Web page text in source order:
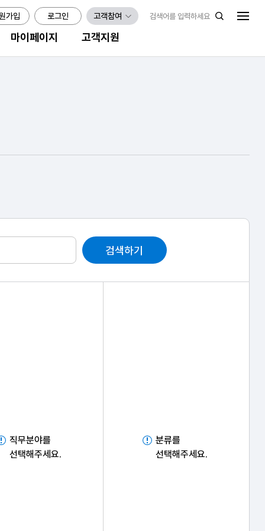
마이페이지 고객지원
가입 로그인 고객참여
검색하기
직무분야를
선택해주세요.
분류를
선택해주세요.